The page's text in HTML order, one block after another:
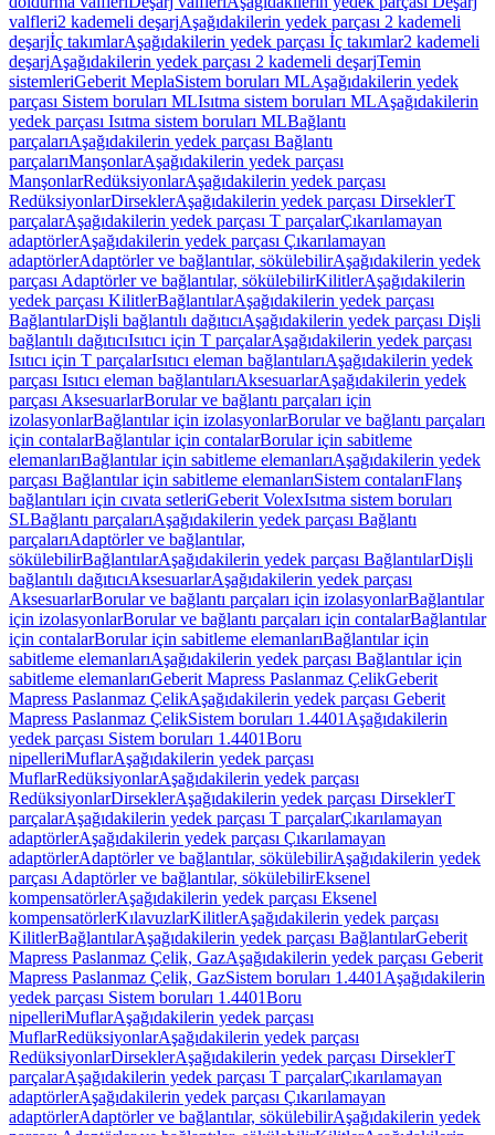
valfleri2 kademeli deşarjAşağıdakilerin yedek parçası 2 kademeli
deşarjİç takımlarAşağıdakilerin yedek parçası İç takımlar2 kademeli
deşarjAşağıdakilerin yedek parçası 2 kademeli deşarjTemin
sistemleriGeberit MeplaSistem boruları MLAşağıdakilerin yedek
parçası Sistem boruları MLIsıtma sistem boruları MLAşağıdakilerin
yedek parçası Isıtma sistem boruları MLBağlantı
parçalarıAşağıdakilerin yedek parçası Bağlantı
parçalarıManşonlarAşağıdakilerin yedek parçası
ManşonlarRedüksiyonlarAşağıdakilerin yedek parçası
RedüksiyonlarDirseklerAşağıdakilerin yedek parçası DirseklerT
parçalarAşağıdakilerin yedek parçası T parçalarÇıkarılamayan
adaptörlerAşağıdakilerin yedek parçası Çıkarılamayan
adaptörlerAdaptörler ve bağlantılar, sökülebilirAşağıdakilerin yedek
parçası Adaptörler ve bağlantılar, sökülebilirKilitlerAşağıdakilerin
yedek parçası KilitlerBağlantılarAşağıdakilerin yedek parçası
BağlantılarDişli bağlantılı dağıtıcıAşağıdakilerin yedek parçası Dişli
bağlantılı dağıtıcıIsıtıcı için T parçalarAşağıdakilerin yedek parçası
Isıtıcı için T parçalarIsıtıcı eleman bağlantılarıAşağıdakilerin yedek
parçası Isıtıcı eleman bağlantılarıAksesuarlarAşağıdakilerin yedek
parçası AksesuarlarBorular ve bağlantı parçaları için
izolasyonlarBağlantılar için izolasyonlarBorular ve bağlantı parçaları
için contalarBağlantılar için contalarBorular için sabitleme
elemanlarıBağlantılar için sabitleme elemanlarıAşağıdakilerin yedek
parçası Bağlantılar için sabitleme elemanlarıSistem contalarıFlanş
bağlantıları için cıvata setleriGeberit VolexIsıtma sistem boruları
SLBağlantı parçalarıAşağıdakilerin yedek parçası Bağlantı
parçalarıAdaptörler ve bağlantılar,
sökülebilirBağlantılarAşağıdakilerin yedek parçası BağlantılarDişli
bağlantılı dağıtıcıAksesuarlarAşağıdakilerin yedek parçası
AksesuarlarBorular ve bağlantı parçaları için izolasyonlarBağlantılar
için izolasyonlarBorular ve bağlantı parçaları için contalarBağlantılar
için contalarBorular için sabitleme elemanlarıBağlantılar için
sabitleme elemanlarıAşağıdakilerin yedek parçası Bağlantılar için
sabitleme elemanlarıGeberit Mapress Paslanmaz ÇelikGeberit
Mapress Paslanmaz ÇelikAşağıdakilerin yedek parçası Geberit
Mapress Paslanmaz ÇelikSistem boruları 1.4401 Aşağıdakilerin
yedek parçası Sistem boruları 1.4401Boru
nipelleriMuflarAşağıdakilerin yedek parçası
MuflarRedüksiyonlarAşağıdakilerin yedek parçası
RedüksiyonlarDirseklerAşağıdakilerin yedek parçası DirseklerT
parçalarAşağıdakilerin yedek parçası T parçalarÇıkarılamayan
adaptörlerAşağıdakilerin yedek parçası Çıkarılamayan
adaptörlerAdaptörler ve bağlantılar, sökülebilirAşağıdakilerin yedek
parçası Adaptörler ve bağlantılar, sökülebilirEksenel
kompensatörlerAşağıdakilerin yedek parçası Eksenel
kompensatörlerKılavuzlarKilitlerAşağıdakilerin yedek parçası
KilitlerBağlantılarAşağıdakilerin yedek parçası BağlantılarGeberit
Mapress Paslanmaz Çelik, GazAşağıdakilerin yedek parçası Geberit
Mapress Paslanmaz Çelik, GazSistem boruları 1.4401 Aşağıdakilerin
yedek parçası Sistem boruları 1.4401Boru
nipelleriMuflarAşağıdakilerin yedek parçası
MuflarRedüksiyonlarAşağıdakilerin yedek parçası
RedüksiyonlarDirseklerAşağıdakilerin yedek parçası DirseklerT
parçalarAşağıdakilerin yedek parçası T parçalarÇıkarılamayan
adaptörlerAşağıdakilerin yedek parçası Çıkarılamayan
adaptörlerAdaptörler ve bağlantılar, sökülebilirAşağıdakilerin yedek